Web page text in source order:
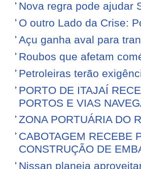
Nova regra pode ajudar
O outro Lado da Crise:
Açu ganha aval para
Roubos que afetam
Petroleiras terão
PORTO DE ITAJAÍ
PORTOS E VIAS
ZONA PORTUÁRIA DO
CABOTAGEM RECEBE
CONSTRUÇÃO DE
Nissan planeja